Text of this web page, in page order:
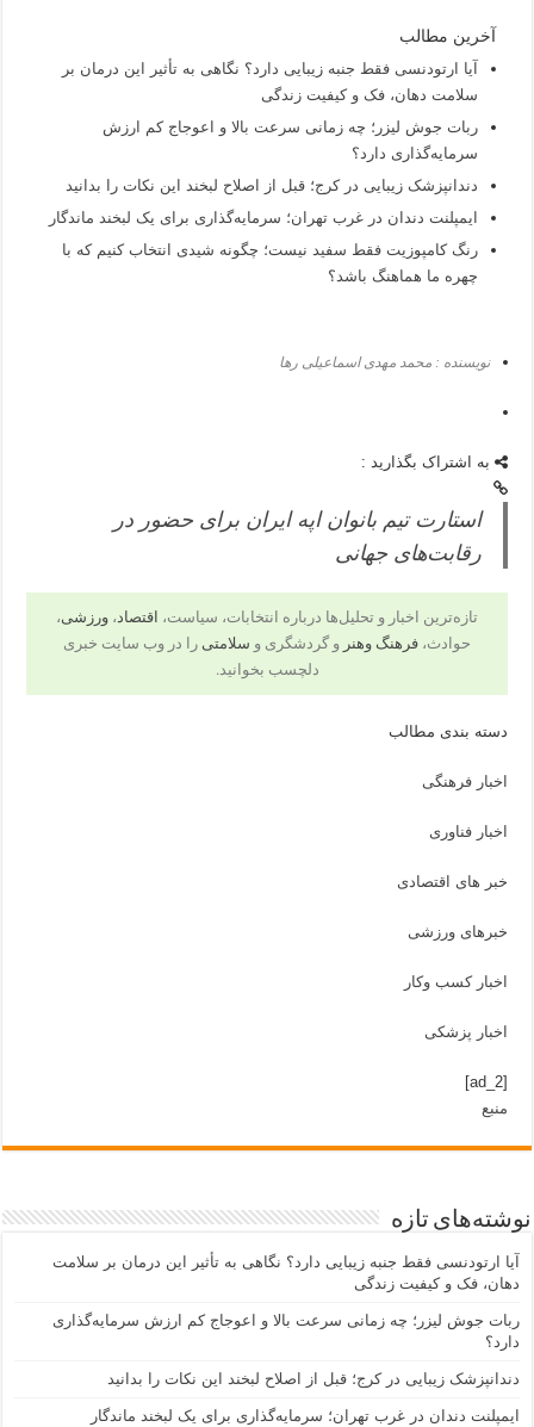
آخرین مطالب
آیا ارتودنسی فقط جنبه زیبایی دارد؟ نگاهی به تأثیر این درمان بر
سلامت دهان، فک و کیفیت زندگی
ربات جوش لیزر؛ چه زمانی سرعت بالا و اعوجاج کم ارزش
سرمایه‌گذاری دارد؟
دندانپزشک زیبایی در کرج؛ قبل از اصلاح لبخند این نکات را بدانید
ایمپلنت دندان در غرب تهران؛ سرمایه‌گذاری برای یک لبخند ماندگار
رنگ کامپوزیت فقط سفید نیست؛ چگونه شیدی انتخاب کنیم که با
چهره ما هماهنگ باشد؟
نویسنده : محمد مهدی اسماعیلی رها
به اشتراک بگذارید :
استارت تیم بانوان اپه ایران برای حضور در
رقابت‌های جهانی
تازه‌ترین اخبار و تحلیل‌ها درباره انتخابات، سیاست،اقتصاد،ورزشی،
حوادث،فرهنگ وهنرو گردشگری وسلامتیرا در وب سایت خبری
دلچسب بخوانید.
دسته بندی مطالب
اخبار فرهنگی
اخبار فناوری
خبر های اقتصادی
خبرهای ورزشی
اخبار کسب وکار
اخبار پزشکی
منبع
تازه
ارتودنسی فقط جنبه زیبایی دارد؟ نگاهی به تأثیر این درمان بر سلامت
فک و کیفیت زندگی
جوش لیزر؛ چه زمانی سرعت بالا و اعوجاج کم ارزش سرمایه‌گذاری
زیبایی در کرج؛ قبل از اصلاح لبخند این نکات را بدانید
دندان در غرب تهران؛ سرمایه‌گذاری برای یک لبخند ماندگار